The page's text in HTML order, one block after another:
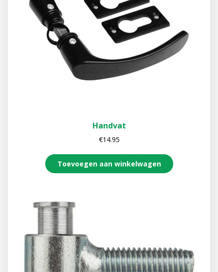
Handvat
€14.95
Toevoegen aan winkelwagen